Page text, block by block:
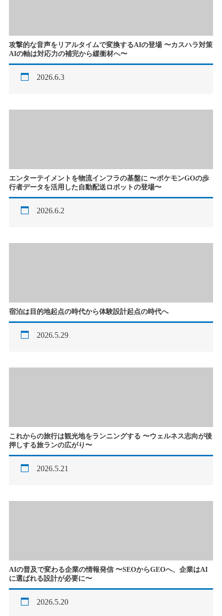
攻撃的な音声をリアルタイムで変換するAIの登場 〜カスハラ対策
AIの軸は対応力の補完から緩衝材へ〜
2026.6.3
エンターテイメントを物流インフラの基盤に 〜ポケモンGOの歩
行者データを活用した自動配送ロボットの登場〜
2026.6.2
宿泊は目的地起点の時代から体験設計起点の時代へ
2026.5.29
これからの旅行は観光地をランニングする 〜ウェルネス志向が後
押しする旅ランの広がり〜
2026.5.21
AIの普及で変わる企業の情報発信 〜SEOからGEOへ、企業はAI
に選ばれる設計が必要に〜
2026.5.20